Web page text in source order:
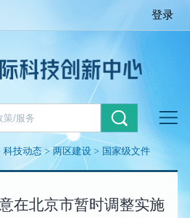
登录
科技动态>两区建设 > 国家级文件
在北京市暂时调整实施